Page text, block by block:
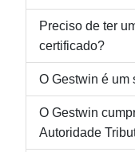
Preciso de ter
certificado?
O Gestwin é um
O Gestwin
Autoridade